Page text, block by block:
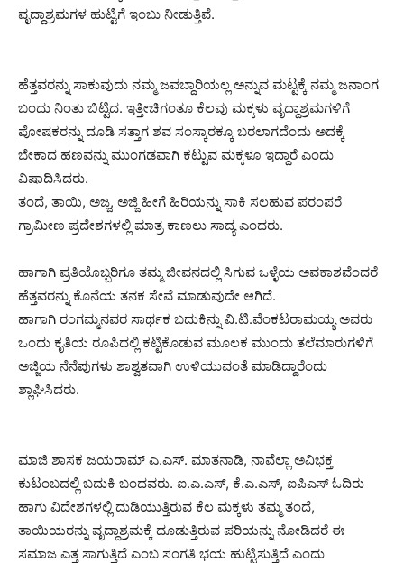
ವೃದ್ದಾಶ್ರಮಗಳ ಹುಟ್ಟಿಗೆ ಇಂಬು ನೀಡುತ್ತಿವೆ.
ಹೆತ್ತವರನ್ನು ಸಾಕುವುದು ನಮ್ಮ ಜವಬ್ದಾರಿಯಲ್ಲ ಅನ್ನುವ ಮಟ್ಟಕ್ಕೆ ನಮ್ಮ ಜನಾಂಗ
ಬಂದು ನಿಂತು ಬಿಟ್ಟಿದ. ಇತ್ತೀಚಿಗಂತೂ ಕೆಲವು ಮಕ್ಕಳು ವೃದ್ದಾಶ್ರಮಗಳಿಗೆ
ಪೋಷಕರನ್ನು ದೂಡಿ ಸತ್ತಾಗ ಶವ ಸಂಸ್ಕಾರಕ್ಕೂ ಬರಲಾಗದೆಂದು ಅದಕ್ಕೆ
ಬೇಕಾದ ಹಣವನ್ನು ಮುಂಗಡವಾಗಿ ಕಟ್ಟುವ ಮಕ್ಕಳೂ ಇದ್ದಾರೆ ಎಂದು
ವಿಷಾದಿಸಿದರು.
ತಂದೆ, ತಾಯಿ, ಅಜ್ಜ, ಅಜ್ಜಿ ಹೀಗೆ ಹಿರಿಯನ್ನು ಸಾಕಿ ಸಲಹುವ ಪರಂಪರೆ
ಗ್ರಾಮೀಣ ಪ್ರದೇಶಗಳಲ್ಲಿ ಮಾತ್ರ ಕಾಣಲು ಸಾದ್ಯ ಎಂದರು.
ಹಾಗಾಗಿ ಪ್ರತಿಯೊಬ್ಬರಿಗೂ ತಮ್ಮ ಜೀವನದಲ್ಲಿ ಸಿಗುವ ಒಳ್ಳೆಯ ಅವಕಾಶವೆಂದರೆ
ಹೆತ್ತವರನ್ನು ಕೊನೆಯ ತನಕ ಸೇವೆ ಮಾಡುವುದೇ ಆಗಿದೆ.
ಹಾಗಾಗಿ ರಂಗಮ್ಮನವರ ಸಾರ್ಥಕ ಬದುಕಿನ್ನು ವಿ.ಟಿ.ವೆಂಕಟರಾಮಯ್ಯ ಅವರು
ಒಂದು ಕೃತಿಯ ರೂಪಿದಲ್ಲಿ ಕಟ್ಟಿಕೊಡುವ ಮೂಲಕ ಮುಂದು ತಲೆಮಾರುಗಳಿಗೆ
ಅಜ್ಜಿಯ ನೆನೆಪುಗಳು ಶಾಶ್ವತವಾಗಿ ಉಳಿಯುವಂತೆ ಮಾಡಿದ್ದಾರೆಂದು
ಶ್ಲಾಘಿಸಿದರು.
ಮಾಜಿ ಶಾಸಕ ಜಯರಾಮ್ ಎ.ಎಸ್. ಮಾತನಾಡಿ, ನಾವೆಲ್ಲಾ ಅವಿಭಕ್ತ
ಕುಟಂಬದಲ್ಲಿ ಬದುಕಿ ಬಂದವರು. ಐ.ಎ.ಎಸ್, ಕೆ.ಎ.ಎಸ್, ಐಪಿಎಸ್ ಓದಿರು
ಹಾಗು ವಿದೇಶಗಳಲ್ಲಿ ದುಡಿಯುತ್ತಿರುವ ಕೆಲ ಮಕ್ಕಳು ತಮ್ಮ ತಂದೆ,
ತಾಯಿಯರನ್ನು ವೃದ್ದಾಶ್ರಮಕ್ಕೆ ದೂಡುತ್ತಿರುವ ಪರಿಯನ್ನು ನೋಡಿದರೆ ಈ
ಸಮಾಜ ಎತ್ತ ಸಾಗುತ್ತಿದೆ ಎಂಬ ಸಂಗತಿ ಭಯ ಹುಟ್ಟಿಸುತ್ತಿದೆ ಎಂದು